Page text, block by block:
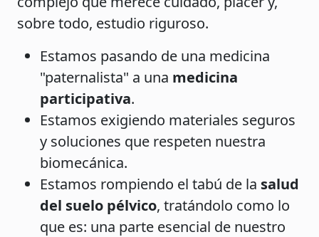
sobre todo, estudio riguroso.
Estamos pasando de una medicina
"paternalista" a una medicina
participativa.
Estamos exigiendo materiales seguros
y soluciones que respeten nuestra
biomecánica.
Estamos rompiendo el tabú de la salud
del suelo pélvico, tratándolo como lo
que es: una parte esencial de nuestro